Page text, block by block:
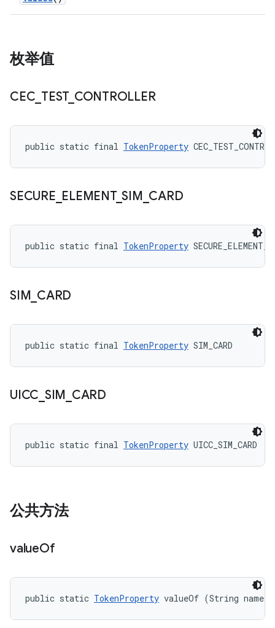
枚举值
CEC TEST_ CONTROLLER
public static final TokenProperty
SECURE ELEMENT_SIM CARD
public static final TokenProperty
SIM CARD
public static final TokenProperty SIM_CARD
UICC SIM CARD
public static final TokenProperty UICC_SIM_CARD
公共方法
valueOf
public static TokenProperty valueOf (String name)